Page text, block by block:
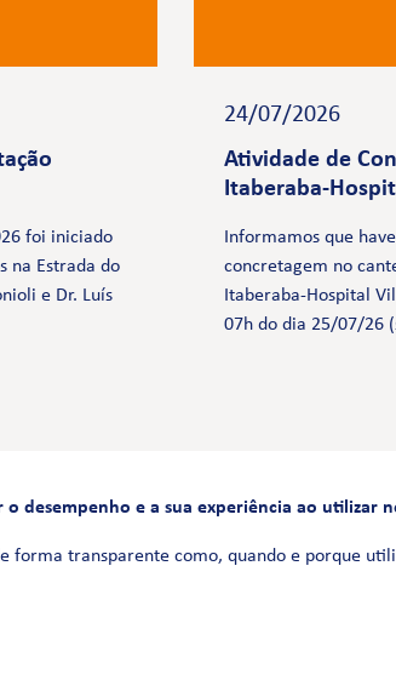
foi iniciado
na Estrada do
e Dr. Luís
24/07/2026
Atividade de
Itaberaba-
Informamos que
concretagem no
Itaberaba-Hospital
07h do dia 25/07/26
FALE
0800
desempenho e a sua experiência ao utilizar
forma transparente como, quando e porque